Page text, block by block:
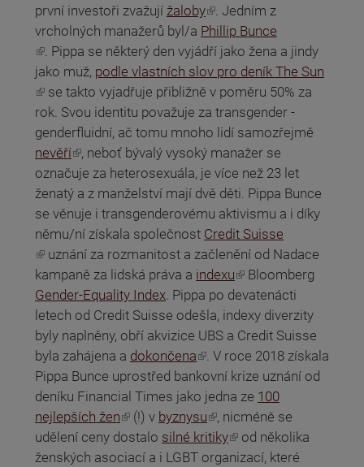
první investoři zvažují žaloby
(odkaz je externí)
. Jedním z
vrcholných manažerů byl/a Phillip Bunce
(odkaz je externí)
. Pippa se některý den vyjádří jako žena a jindy
jako muž, podle vlastních slov pro deník The Sun
(odkaz je externí)
se takto vyjadřuje přibližně v poměru 50% za
rok. Svou identitu považuje za transgender -
genderfluidní, ač tomu mnoho lidí samozřejmě
nevěří
(odkaz je externí), neboť bývalý vysoký manažer se
označuje za heterosexuála, je více než 23 let
ženatý a z manželství mají dvě děti. Pippa Bunce
se věnuje i transgenderovému aktivismu a i díky
němu/ní získala společnost Credit Suisse
(odkaz je externí)
uznání za rozmanitost a začlenění od Nadace
kampaně za lidská práva a indexu
(odkaz je externí)
Bloomberg
Gender-Equality Index. Pippa po devatenácti
letech od Credit Suisse odešla, indexy diverzity
byly naplněny, obří akvizice UBS a Credit Suisse
byla zahájena a dokončena
(odkaz je externí)
. V roce 2018 získala
Pippa Bunce uprostřed bankovní krize uznání od
deníku Financial Times jako jedna ze 100
nejlepších žen
(odkaz je externí) (!) v byznysu
(odkaz je externí)
, nicméně se
udělení ceny dostalo silné kritiky
(odkaz je externí)
od několika
ženských asociací a i LGBT organizací, které